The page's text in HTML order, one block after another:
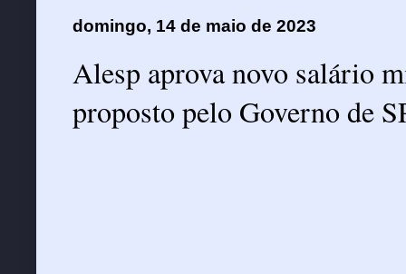
domingo, 14 de maio de 2023
Alesp aprova novo salário
proposto pelo Governo de